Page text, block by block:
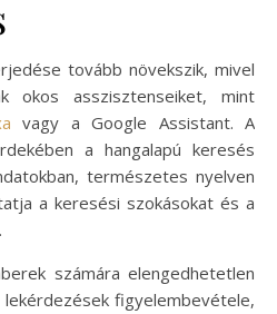
tovább növekszik, mivel
okos asszisztenseiket, mint
vagy a Google Assistant. A
a hangalapú keresés
természetes nyelven
a keresési szokásokat és a
számára elengedhetetlen
lekérdezések figyelembevétele,